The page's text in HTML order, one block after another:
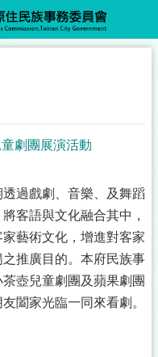
劇團展演活動
過戲劇、音樂、及舞蹈
客語與文化融合其中，
藝術文化，增進對客家
推廣目的。本府民族事
壺兒童劇團及蘋果劇團
闔家光臨一同來看劇。